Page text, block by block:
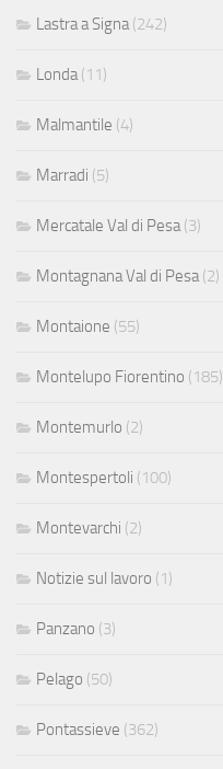
Lastra a Signa(242)
Londa(11)
Malmantile (4)
Marradi (5)
Mercatale Val di Pesa(3)
Montagnana Val di Pesa(2)
Montaione (55)
Montelupo Fiorentino (185)
Montemurlo (2)
Montespertoli (100)
Montevarchi (2)
Notizie sul lavoro (1)
Panzano (3)
Pelago (50)
Pontassieve (362)